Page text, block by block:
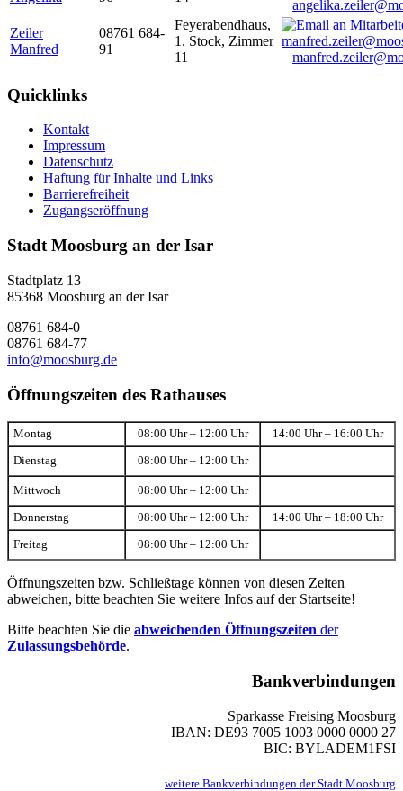
Zeiler
Manfred
08761 684-
91
Feyerabendhaus,
1. Stock, Zimmer
11
Quicklinks
Kontakt
Impressum
Datenschutz
Haftung für Inhalte und Links
Barrierefreiheit
Zugangseröffnung
Stadt Moosburg an der Isar
Stadtplatz 13
85368 Moosburg an der Isar
08761 684-0
08761 684-77
info@moosburg.de
Öffnungszeiten des Rathauses
Montag 08:00 Uhr – 12:00 Uhr 14:00 Uhr – 16:00 Uhr
Dienstag 08:00 Uhr – 12:00 Uhr
Mittwoch 08:00 Uhr – 12:00 Uhr
Donnerstag 08:00 Uhr – 12:00 Uhr 14:00 Uhr – 18:00 Uhr
Freitag 08:00 Uhr – 12:00 Uhr
Öffnungszeiten bzw. Schließtage können von diesen Zeiten
abweichen, bitte beachten Sie weitere Infos auf der Startseite!
Bitte beachten Sie die abweichenden Öffnungszeiten der
Zulassungsbehörde.
Bankverbindungen
Sparkasse Freising Moosburg
IBAN: DE93 7005 1003 0000 0000 27
BIC: BYLADEM1FSI
weitere Bankverbindungen der Stadt Moosburg